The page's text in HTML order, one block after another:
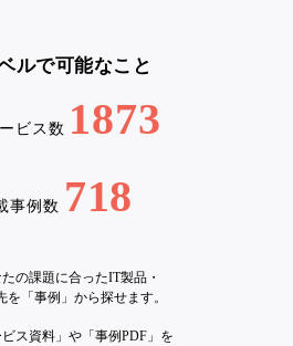
ルで可能なこと
ビス数 1873
事例数 718
の課題に合ったIT製品・
を「事例」から探せます。
ビス資料」や「事例PDF」を